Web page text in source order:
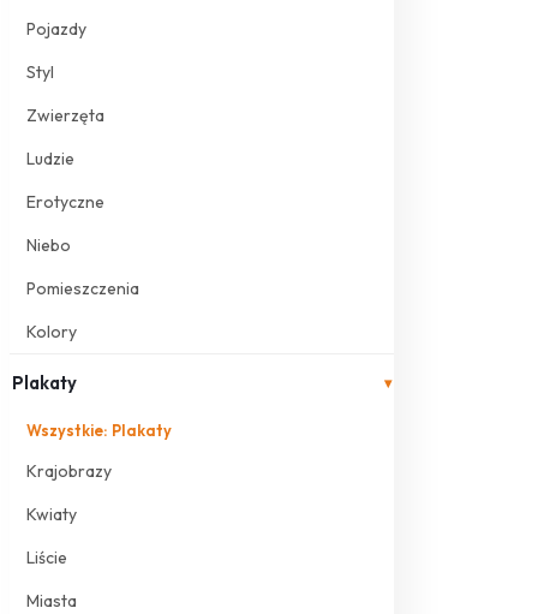
Pojazdy
Styl
Zwierzęta
Ludzie
Erotyczne
Niebo
Pomieszczenia
Kolory
Plakaty ▾
Wszystkie: Plakaty
Krajobrazy
Kwiaty
Liście
Miasta